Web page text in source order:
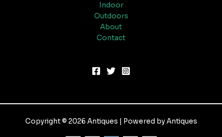
Indoor
Outdoors
About
Contact
Copyright © 2026 Antiques | Powered by Antiques